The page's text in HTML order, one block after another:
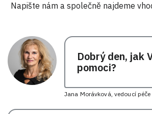
Napište nám a společně najdeme
Dobrý den, jak
pomoci?
Jana Morávková, vedoucí